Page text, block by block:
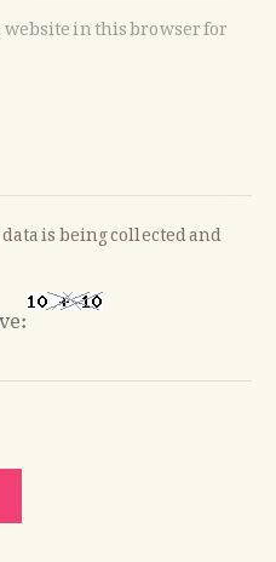
website in this browser for
is being collected and